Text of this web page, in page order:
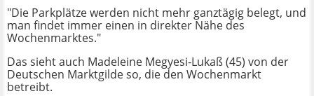
"Die Parkplätze werden nicht mehr ganztägig belegt, und
man findet immer einen in direkter Nähe des
Wochenmarktes."
Das sieht auch Madeleine Megyesi-Lukaß (45) von der
Deutschen Marktgilde so, die den Wochenmarkt
betreibt.